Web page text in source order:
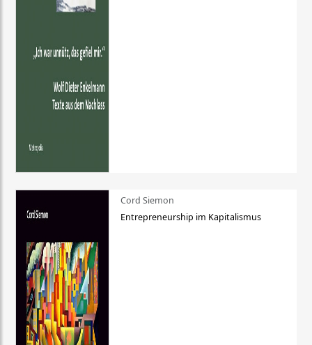
Cord Siemon
Entrepreneurship im Kapitalismus